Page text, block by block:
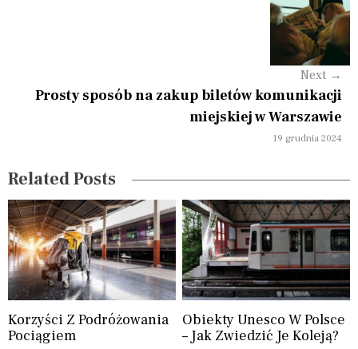
o
n
Next →
Prosty sposób na zakup biletów komunikacji
miejskiej w Warszawie
19 grudnia 2024
Related Posts
Korzyści Z Podróżowania
Pociągiem
Obiekty Unesco W Polsce
– Jak Zwiedzić Je Koleją?